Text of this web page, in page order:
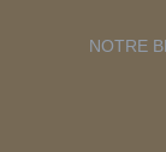
NOTRE